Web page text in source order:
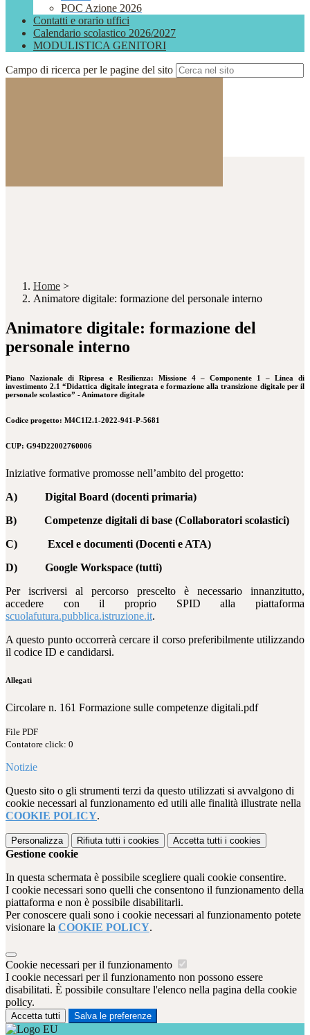
POC Azione 2026
Contatti e orario uffici
Calendario scolastico 2026/2027
MODULISTICA GENITORI
Campo di ricerca per le pagine del sito
Home >
Animatore digitale: formazione del personale interno
Animatore digitale: formazione del
personale interno
Piano Nazionale di Ripresa e Resilienza: Missione 4 – Componente 1 – Linea di
investimento 2.1 “Didattica digitale integrata e formazione alla transizione digitale per il
personale scolastico” - Animatore digitale
Codice progetto: M4C1I2.1-2022-941-P-5681
CUP: G94D22002760006
Iniziative formative promosse nell’ambito del progetto:
A)
Digital Board (docenti primaria)
B) Competenze digitali di base (Collaboratori scolastici)
C) Excel e documenti (Docenti e ATA)
D) Google Workspace (tutti)
Per iscriversi al percorso prescelto è necessario innanzitutto,
accedere con il proprio SPID alla piattaforma
scuolafutura.pubblica.istruzione.it.
A questo punto occorrerà cercare il corso preferibilmente utilizzando
il codice ID e candidarsi.
Allegati
Circolare n. 161 Formazione sulle competenze digitali.pdf
File PDF
Contatore click: 0
Notizie
Questo sito o gli strumenti terzi da questo utilizzati si avvalgono di
cookie necessari al funzionamento ed utili alle finalità illustrate nella
COOKIE POLICY.
Personalizza Rifiuta tutti i cookies Accetta tutti i cookies
Gestione cookie
In questa schermata è possibile scegliere quali cookie consentire.
I cookie necessari sono quelli che consentono il funzionamento della
piattaforma e non è possibile disabilitarli.
Per conoscere quali sono i cookie necessari al funzionamento potete
visionare la COOKIE POLICY.
Cookie necessari per il funzionamento
I cookie necessari per il funzionamento non possono essere
disabilitati. È possibile consultare l'elenco nella pagina della cookie
policy.
Accetta tutti Salva le preferenze